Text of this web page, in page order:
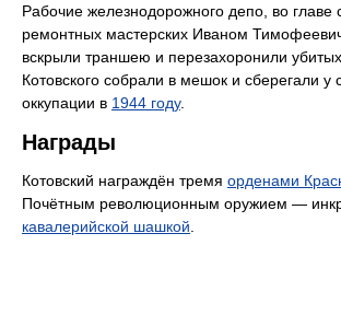
Рабочие железнодорожного депо, во главе
ремонтных мастерских Иваном
вскрыли траншею и перезахоронили
Котовского собрали в мешок и сберегали у
оккупации в 1944 году.
Награды
Котовский награждён тремя орденами
Почётным революционным оружием —
кавалерийской шашкой.